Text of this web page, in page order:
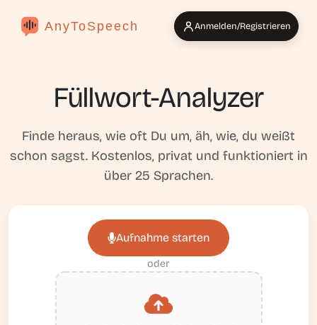
AnyToSpeech Anmelden/Registrieren
Füllwort-Analyzer
Finde heraus, wie oft Du um, äh, wie, du weißt
schon sagst. Kostenlos, privat und funktioniert in
über 25 Sprachen.
Aufnahme starten
oder